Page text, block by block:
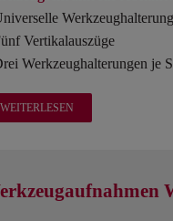
Vertikalauszüge
Werkzeughalterungen je
WEITERLESEN